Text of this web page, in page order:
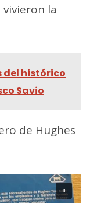
la
del histórico
Savio
de Hughes